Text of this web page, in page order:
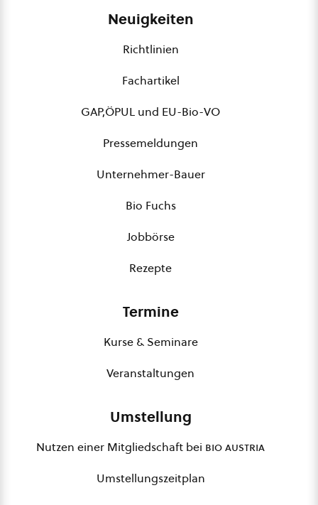
Neuigkeiten
Richtlinien
Fachartikel
GAP,ÖPUL und EU-Bio-VO
Pressemeldungen
Unternehmer-Bauer
Bio Fuchs
Jobbörse
Rezepte
Termine
Kurse & Seminare
Veranstaltungen
Umstellung
Nutzen einer Mitgliedschaft bei bio austria
Umstellungszeitplan